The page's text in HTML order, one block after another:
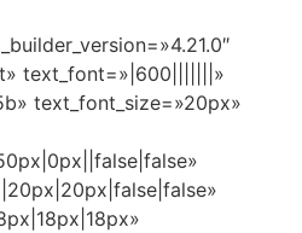
text_font=»|600|||||||»
text_font_size=»20px»